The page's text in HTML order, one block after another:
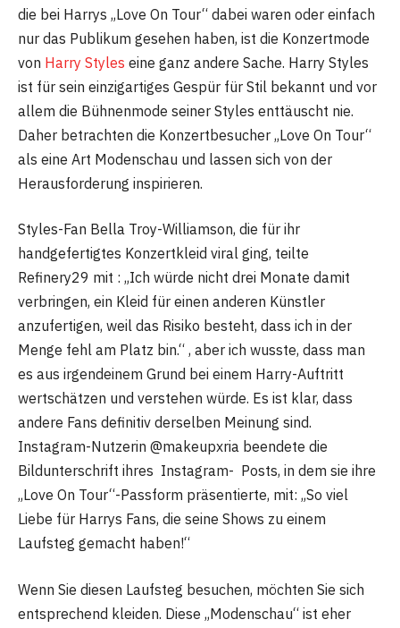
die bei Harrys „Love On Tour“ dabei waren oder einfach
nur das Publikum gesehen haben, ist die Konzertmode
von Harry Styles eine ganz andere Sache. Harry Styles
ist für sein einzigartiges Gespür für Stil bekannt und vor
allem die Bühnenmode seiner Styles enttäuscht nie.
Daher betrachten die Konzertbesucher „Love On Tour“
als eine Art Modenschau und lassen sich von der
Herausforderung inspirieren.
Styles-Fan Bella Troy-Williamson, die für ihr
handgefertigtes Konzertkleid viral ging, teilte
Refinery29 mit : „Ich würde nicht drei Monate damit
verbringen, ein Kleid für einen anderen Künstler
anzufertigen, weil das Risiko besteht, dass ich in der
Menge fehl am Platz bin.“ , aber ich wusste, dass man
es aus irgendeinem Grund bei einem Harry-Auftritt
wertschätzen und verstehen würde. Es ist klar, dass
andere Fans definitiv derselben Meinung sind.
Instagram-Nutzerin @makeupxria beendete die
Bildunterschrift ihres Instagram- Posts, in dem sie ihre
„Love On Tour“-Passform präsentierte, mit: „So viel
Liebe für Harrys Fans, die seine Shows zu einem
Laufsteg gemacht haben!“
Wenn Sie diesen Laufsteg besuchen, möchten Sie sich
entsprechend kleiden. Diese „Modenschau“ ist eher